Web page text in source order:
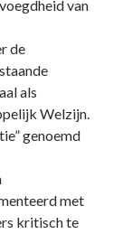
van
de
als
Welzijn.
genoemd
met
kritisch te